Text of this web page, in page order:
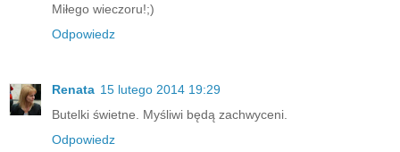
Miłego wieczoru!;)
Odpowiedz
Renata 15 lutego 2014 19:29
Butelki świetne. Myśliwi będą zachwyceni.
Odpowiedz